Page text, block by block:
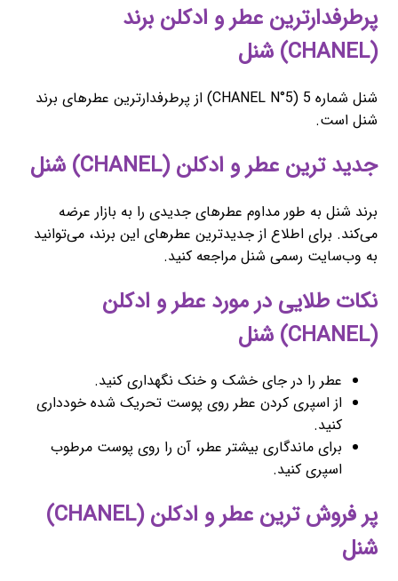
پرطرفدارترین عطر و ادکلن برند
(CHANEL) شنل
شنل شماره 5 (CHANEL N°5) از پرطرفدارترین عطرهای برند
شنل است.
جدید ترین عطر و ادکلن (CHANEL) شنل
برند شنل به طور مداوم عطرهای جدیدی را به بازار عرضه
می‌کند. برای اطلاع از جدیدترین عطرهای این برند، می‌توانید
به وب‌سایت رسمی شنل مراجعه کنید.
نکات طلایی در مورد عطر و ادکلن
(CHANEL) شنل
عطر را در جای خشک و خنک نگهداری کنید.
از اسپری کردن عطر روی پوست تحریک شده خودداری
کنید.
برای ماندگاری بیشتر عطر، آن را روی پوست مرطوب
اسپری کنید.
پر فروش ترین عطر و ادکلن (CHANEL)
شنل